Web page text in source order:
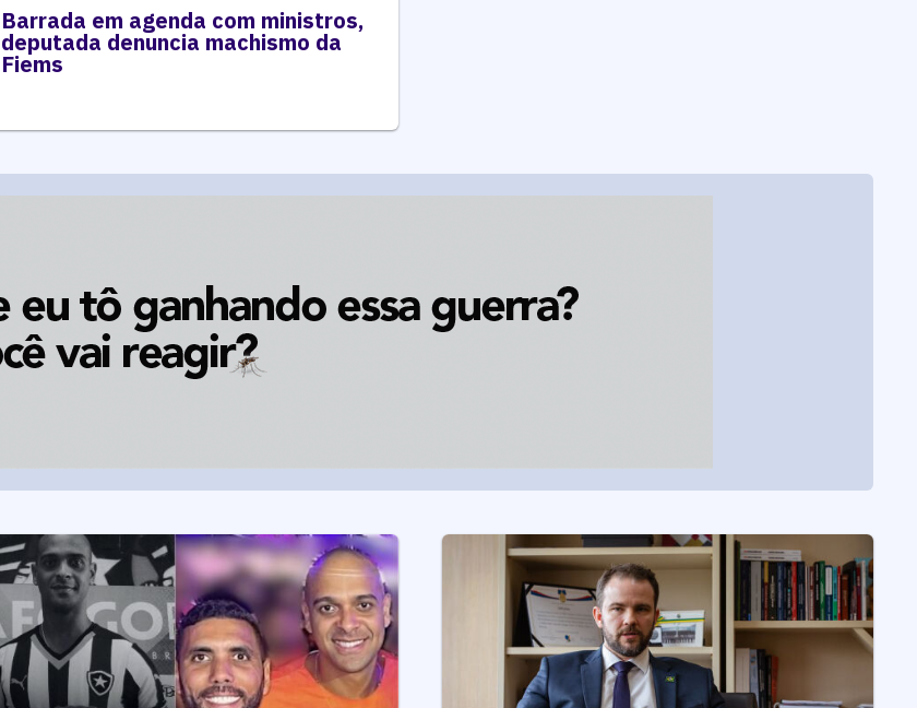
Barrada em agenda com ministros,
deputada denuncia machismo da
Fiems